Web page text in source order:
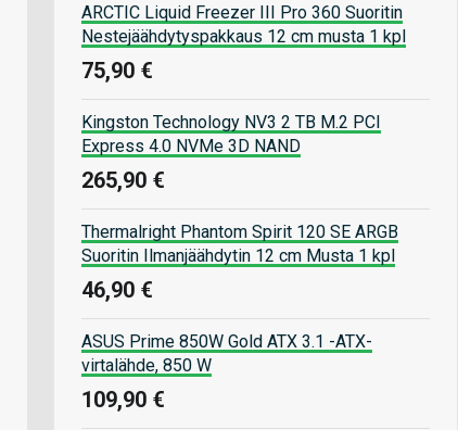
ARCTIC Liquid Freezer III Pro 360 Suoritin
Nestejäähdytyspakkaus 12 cm musta 1 kpl
75,90 €
Kingston Technology NV3 2 TB M.2 PCI
Express 4.0 NVMe 3D NAND
265,90 €
Thermalright Phantom Spirit 120 SE ARGB
Suoritin Ilmanjäähdytin 12 cm Musta 1 kpl
46,90 €
ASUS Prime 850W Gold ATX 3.1 -ATX-
virtalähde, 850 W
109,90 €